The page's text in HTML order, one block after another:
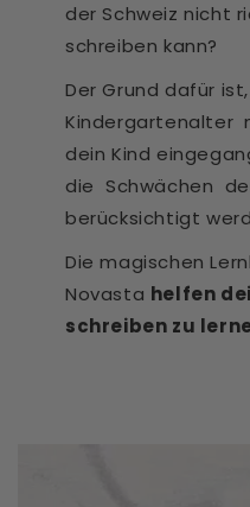
der Schweiz nicht
schreiben kann?
Der Grund dafür
Kindergartenalter
dein Kind
die Schwächen
berücksichtigt
Die magischen
Novasta helfen
schreiben zu